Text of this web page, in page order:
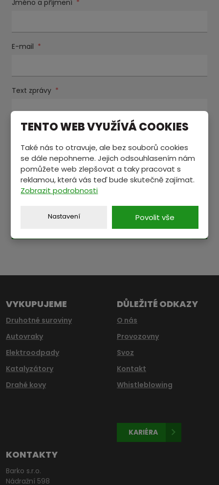
Jméno a příjmení *
E-mail *
Text zprávy *
Souhlasím
Souhlasím se zpracováním
ODESLAT
nepodařilo
VYKUPUJEME
Druhotné suroviny
Autovraky
Elektroodpady
Katalyzátory
Drahé kovy
DŮLEŽITÉ ODKAZY
O nás
Provozovny
Svoz
Kontakt
Whistleblowing
KARIÉRA
KONTAKTY
Barko s.r.o.
Nádražní 598
TENTO WEB VYUŽÍVÁ COOKIES
Také nás to otravuje, ale bez souborů cookies
se dále nepohneme. Jejich odsouhlasením nám
pomůžete web zlepšovat a taky pracovat s
reklamou, která vás teď bude skutečně zajímat.
Zobrazit podrobnosti
Nastavení Povolit vše